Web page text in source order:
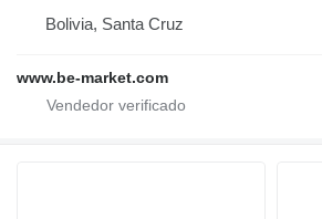
Bolivia, Santa Cruz
www.be-market.com